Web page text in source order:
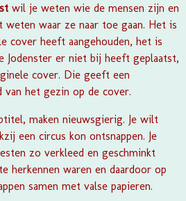
wil je weten wie de mensen zijn en
weten waar ze naar toe gaan. Het is
cover heeft aangehouden, het is
Jodenster er niet bij heeft geplaatst,
cover. Die geeft een
van het gezin op de cover.
maken nieuwsgierig. Je wilt
een circus kon ontsnappen. Je
zo verkleed en geschminkt
herkennen waren en daardoor op
samen met valse papieren.